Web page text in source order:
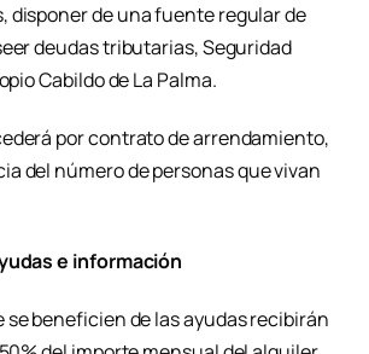
disponer de una fuente regular de
deudas tributarias, Seguridad
Cabildo de La Palma.
por contrato de arrendamiento,
del número de personas que vivan
e información
se beneficien de las ayudas recibirán